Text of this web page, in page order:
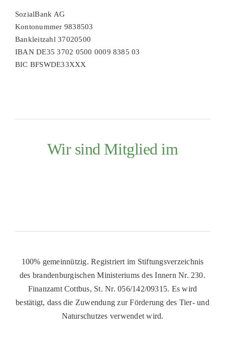
SozialBank AG
Kontonummer 9838503
Bankleitzahl 37020500
IBAN DE35 3702 0500 0009 8385 03
BIC BFSWDE33XXX
Wir sind Mitglied im
100% gemeinnützig. Registriert im Stiftungsverzeichnis
des brandenburgischen Ministeriums des Innern Nr. 230.
Finanzamt Cottbus, St. Nr. 056/142/09315. Es wird
bestätigt, dass die Zuwendung zur Förderung des Tier- und
Naturschutzes verwendet wird.